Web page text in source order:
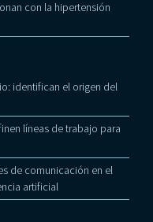
con la hipertensión
identifican el origen del
líneas de trabajo para
de comunicación en el
artificial